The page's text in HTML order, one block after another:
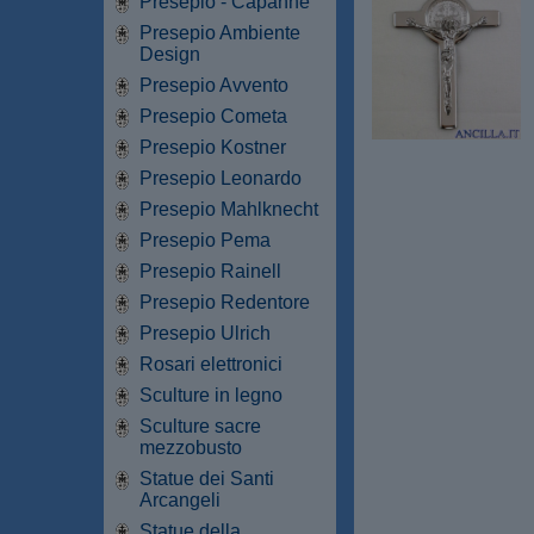
Presepio Ambiente
Design
Presepio Avvento
Presepio Cometa
Presepio Kostner
Presepio Leonardo
Presepio Mahlknecht
Presepio Pema
Presepio Rainell
Presepio Redentore
Presepio Ulrich
Rosari elettronici
Sculture in legno
Sculture sacre
mezzobusto
Statue dei Santi
Arcangeli